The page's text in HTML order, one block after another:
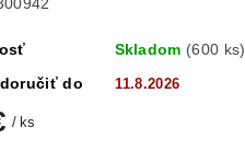
Skladom (600 ks)
doručiť do
11.8.2026
/ ks